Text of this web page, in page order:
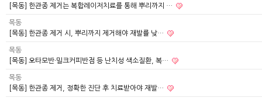
[목동] 한관종 제거는 복합레이저치료를 통해 뿌리까지 …
목동
[목동] 한관종 제거 시, 뿌리까지 제거해야 재발률 낮…
목동
[목동] 오타모반∙밀크커피반점 등 난치성 색소질환, 복…
목동
[목동] 한관종 제거, 정확한 진단 후 치료받아야 재발…